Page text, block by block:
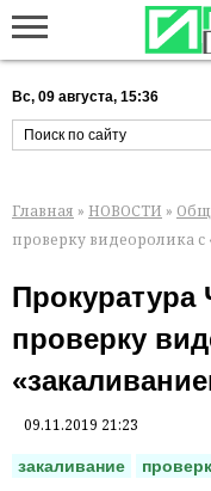
Вс, 09 августа, 15:36
Главная » НОВОСТИ »
проверку видеоролика с
Прокуратура
проверку
09.11.2019 21:23
закаливание